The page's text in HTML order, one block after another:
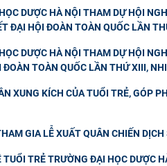
DƯỢC HÀ NỘI THAM DỰ HỘI
ĐẠI HỘI ĐOÀN TOÀN QUỐC LẦN
DƯỢC HÀ NỘI THAM DỰ HỘI
TOÀN QUỐC LẦN THỨ XIII,
XUNG KÍCH CỦA TUỔI TRẺ, GÓP
GIA LỄ XUẤT QUÂN CHIẾN
TRẺ TRƯỜNG ĐẠI HỌC DƯỢC